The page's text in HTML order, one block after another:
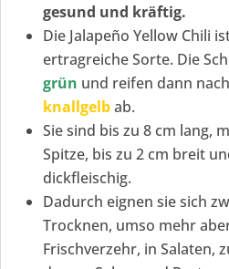
gesund und kräftig.
Die Jalapeño Yellow Chili
ertragreiche Sorte. Die
grün und reifen dann
knallgelbab.
Sie sind bis zu 8 cm lang,
Spitze, bis zu 2 cm breit
dickfleischig.
Dadurch eignen sie sich
Trocknen, umso mehr
Frischverzehr, in Salaten,